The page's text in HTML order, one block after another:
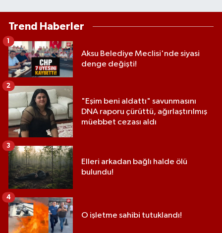
Trend Haberler
Aksu Belediye Meclisi'nde siyasi
denge değişti!
1
"Eşim beni aldattı" savunmasını
DNA raporu çürüttü, ağırlaştırılmış
müebbet cezası aldı
2
Elleri arkadan bağlı halde ölü
bulundu!
3
O işletme sahibi tutuklandı!
4